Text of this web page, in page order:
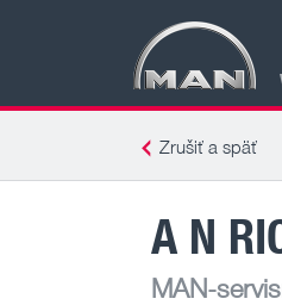
Zrušiť a späť
A N
MAN-